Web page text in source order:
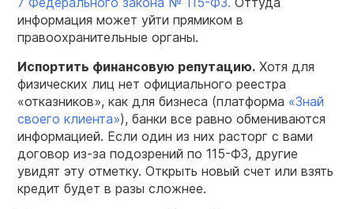
информация может уйти прямиком в
правоохранительные органы.
Испортить финансовую репутацию. Хотя для
физических лиц нет официального реестра
«отказников», как для бизнеса (платформа «Знай
своего клиента»), банки все равно обмениваются
информацией. Если один из них расторг с вами
договор из-за подозрений по 115-ФЗ, другие
увидят эту отметку. Открыть новый счет или взять
кредит будет в разы сложнее.